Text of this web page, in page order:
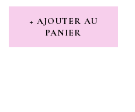
PRIX
INITIAL
ÉTAIT :
12,00 €.
PRIX
ACTUEL
10,00 €.
AJOUTER AU
PANIER